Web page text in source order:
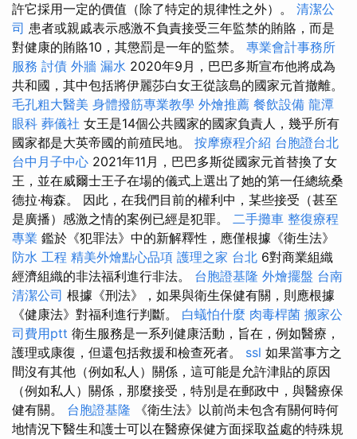
許它採用一定的價值（除了特定的規律性之外）。 清潔公
司 患者或親戚表示感激不負責接受三年監禁的賄賂，而是
對健康的賄賂10，其懲罰是一年的監禁。 專業會計事務所
服務 討債 外牆 漏水 2020年9月，巴巴多斯宣布他將成為
共和國，其中包括將伊麗莎白女王從該島的國家元首撤離。
毛孔粗大醫美 身體撥筋專業教學 外燴推薦 餐飲設備 龍潭
眼科 葬儀社 女王是14個公共國家的國家負責人，幾乎所有
國家都是大英帝國的前殖民地。 按摩療程介紹 台胞證台北
台中月子中心 2021年11月，巴巴多斯從國家元首替換了女
王，並在威爾士王子在場的儀式上選出了她的第一任總統桑
德拉·梅森。 因此，在我們目前的權利中，某些接受（甚至
是廣播）感激之情的案例已經是犯罪。 二手攤車 整復療程
專業 鑑於《犯罪法》中的新解釋性，應僅根據《衛生法》
防水 工程 精美外燴點心品項 護理之家 台北 6對商業組織
經濟組織的非法福利進行非法。 台胞證基隆 外燴擺盤 台南
清潔公司 根據《刑法》，如果與衛生保健有關，則應根據
《健康法》對福利進行判斷。 白蟻怕什麼 肉毒桿菌 搬家公
司費用ptt 衛生服務是一系列健康活動，旨在，例如醫療，
護理或康復，但還包括救援和檢查死者。 ssl 如果當事方之
間沒有其他（例如私人）關係，這可能是允許津貼的原因
（例如私人）關係，那麼接受，特別是在郵政中，與醫療保
健有關。 台胞證基隆 《衛生法》以前尚未包含有關何時何
地情況下醫生和護士可以在醫療保健方面採取益處的特殊規